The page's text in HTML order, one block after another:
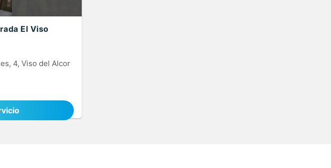
El Viso
4, Viso del Alcor